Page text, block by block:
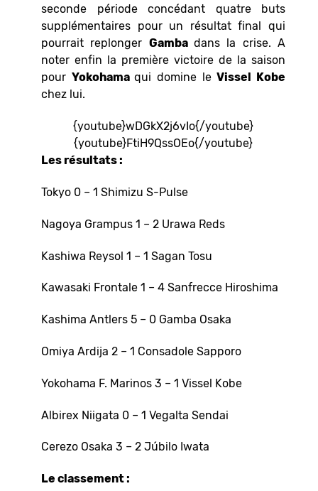
seconde période concédant quatre buts
supplémentaires pour un résultat final qui
pourrait replonger Gambadans la crise. A
noter enfin la première victoire de la saison
pour Yokohamaqui domine leVissel Kobe
chez lui.
{youtube}wDGkX2j6vIo{/youtube}
{youtube}FtiH9QssOEo{/youtube}
Les résultats :
Tokyo 0 – 1 Shimizu S-Pulse
Nagoya Grampus 1 – 2 Urawa Reds
Kashiwa Reysol 1 – 1 Sagan Tosu
Kawasaki Frontale 1 – 4 Sanfrecce Hiroshima
Kashima Antlers 5 – 0 Gamba Osaka
Omiya Ardija 2 – 1 Consadole Sapporo
Yokohama F. Marinos 3 – 1 Vissel Kobe
Albirex Niigata 0 – 1 Vegalta Sendai
Cerezo Osaka 3 – 2 Júbilo Iwata
Le classement :